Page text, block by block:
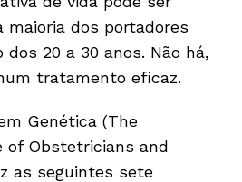
maioria dos portadores
20 a 30 anos. Não há,
tratamento eficaz.
Genética (The
of Obstetricians and
as seguintes sete